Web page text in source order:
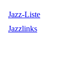
Jazz-Liste
Jazzlinks